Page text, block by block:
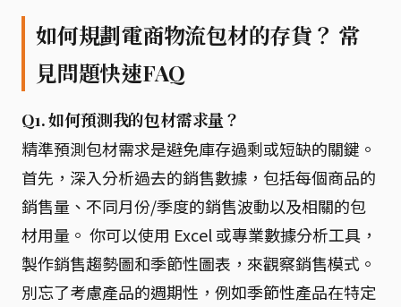
如何規劃電商物流包材的存貨？ 常
見問題快速FAQ
Q1. 如何預測我的包材需求量？
精準預測包材需求是避免庫存過剩或短缺的關鍵。
首先，深入分析過去的銷售數據，包括每個商品的
銷售量、不同月份/季度的銷售波動以及相關的包
材用量。 你可以使用 Excel 或專業數據分析工具，
製作銷售趨勢圖和季節性圖表，來觀察銷售模式。
別忘了考慮產品的週期性，例如季節性產品在特定